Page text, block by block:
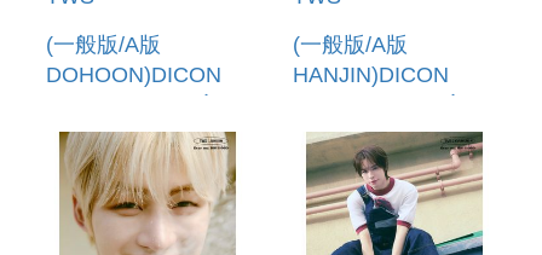
(一般版/A版
DOHOON)DICON
書(韓國進口)
(一般版/A版
HANJIN)DICON
書(韓國進口)